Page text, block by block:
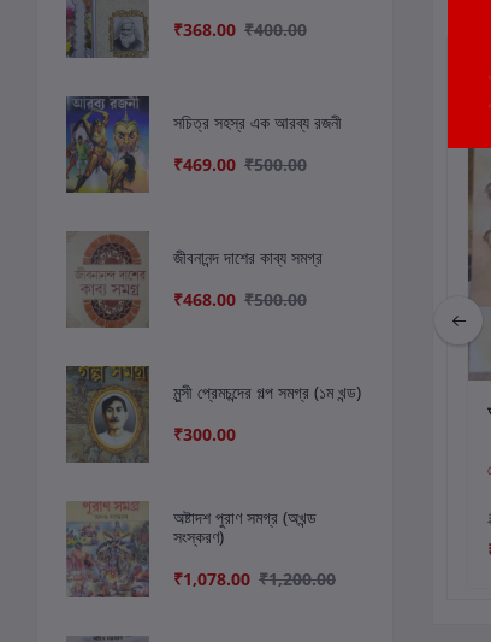
₹368.00 ₹400.00
সচিত্র সহস্র এক আরব্য রজনী
₹469.00 ₹500.00
জীবনানন্দ দাশের কাব্য সমগ্র
₹468.00 ₹500.00
মুন্সী প্রেমচন্দের গল্প সমগ্র (১ম খন্ড)
₹300.00
অষ্টাদশ পুরাণ সমগ্র (অখন্ড
সংস্করণ)
₹1,078.00 ₹1,200.00
কার্টে যোগ করুন
রবীন্দ্র রচনাবলী (১ থেকে
১২ খন্ড)
লেখক:রবীন্দ্রনাথ ঠাকুর
₹4,600.00
₹4,100.00
কার্টে যোগ করুন
₹400.00